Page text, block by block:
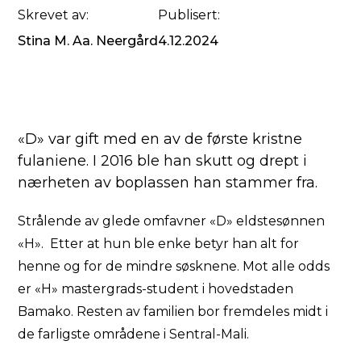
Skrevet av:
Stina M. Aa. Neergård
Publisert:
4.12.2024
«D» var gift med en av de første kristne
fulaniene. I 2016 ble han skutt og drept i
nærheten av boplassen han stammer fra.
Strålende av glede omfavner «D» eldstesønnen
«H». Etter at hun ble enke betyr han alt for
henne og for de mindre søsknene. Mot alle odds
er «H» mastergrads-student i hovedstaden
Bamako. Resten av familien bor fremdeles midt i
de farligste områdene i Sentral-Mali.